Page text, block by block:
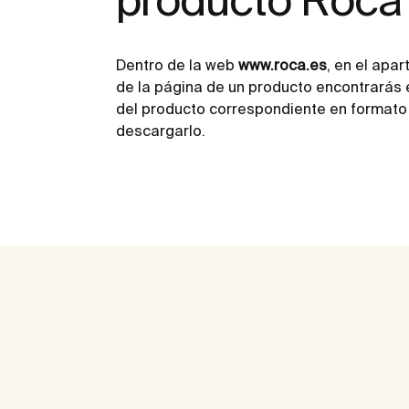
Dentro de la web www.roca.es, en el
de la página de un producto encontrarás
del producto correspondiente en formato
descargarlo.